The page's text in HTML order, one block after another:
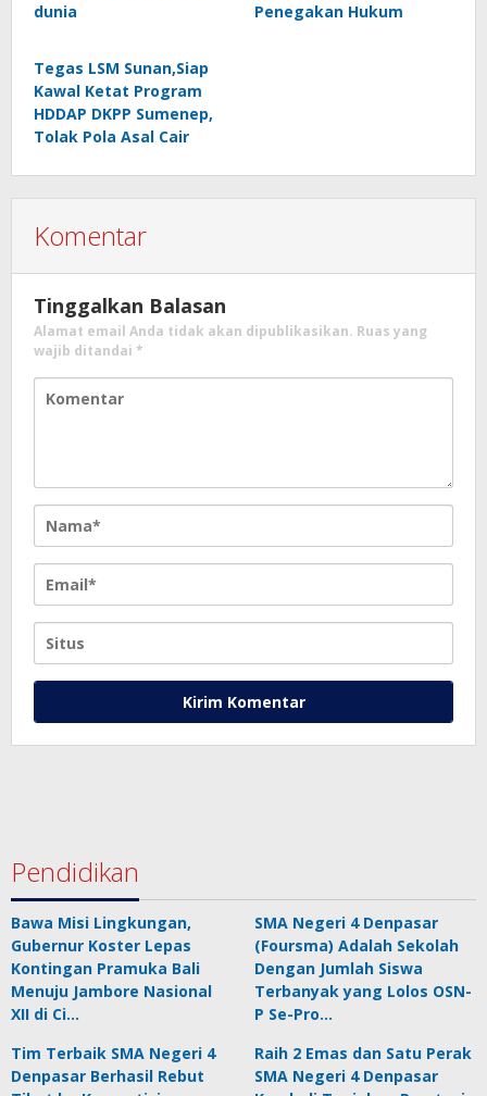
dunia
Penegakan Hukum
Tegas LSM Sunan,Siap
Kawal Ketat Program
HDDAP DKPP Sumenep,
Tolak Pola Asal Cair
Komentar
Tinggalkan Balasan
Alamat email Anda tidak akan dipublikasikan. Ruas yang
wajib ditandai *
Pendidikan
Bawa Misi Lingkungan,
Gubernur Koster Lepas
Kontingan Pramuka Bali
Menuju Jambore Nasional
XII di Ci…
SMA Negeri 4 Denpasar
(Foursma) Adalah Sekolah
Dengan Jumlah Siswa
Terbanyak yang Lolos OSN-
P Se-Pro…
Tim Terbaik SMA Negeri 4
Denpasar Berhasil Rebut
Raih 2 Emas dan Satu Perak
SMA Negeri 4 Denpasar